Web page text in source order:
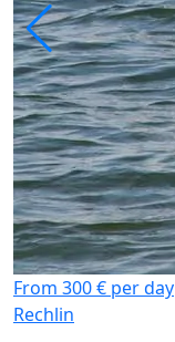
From 300 € per day
Rechlin